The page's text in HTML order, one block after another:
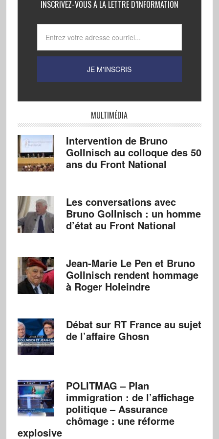
INSCRIVEZ-VOUS À LA LETTRE D’INFORMATION
MULTIMÉDIA
Intervention de Bruno
Gollnisch au colloque des 50
ans du Front National
Les conversations avec
Bruno Gollnisch : un homme
d’état au Front National
Jean-Marie Le Pen et Bruno
Gollnisch rendent hommage
à Roger Holeindre
Débat sur RT France au sujet
de l’affaire Ghosn
POLITMAG – Plan
immigration : de l’affichage
politique – Assurance
chômage : une réforme
explosive